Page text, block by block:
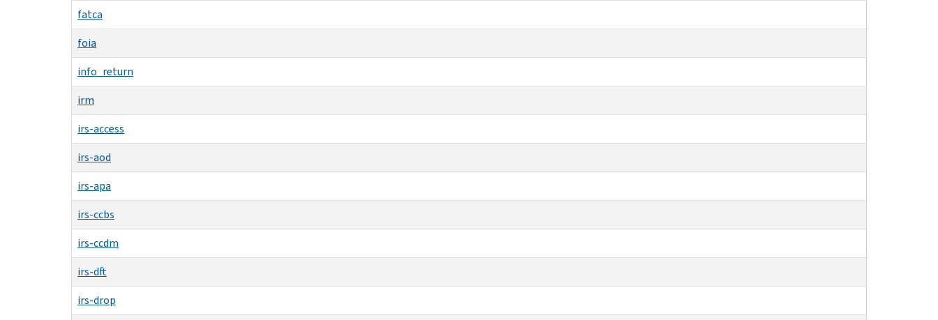
fatca
foia
info_return
irm
irs-access
irs-aod
irs-apa
irs-ccbs
irs-ccdm
irs-dft
irs-drop